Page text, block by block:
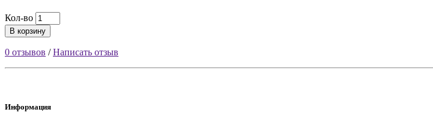
Кол-во
В корзину
0 отзывов /Написать отзыв
Информация